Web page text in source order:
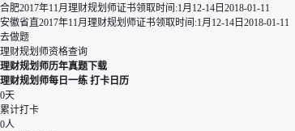
合肥2017年11月理财规划师证书领取时间:1月12-14日 2018-01-11
安徽省直2017年11月理财规划师证书领取时间:1月12-14日 2018-01-11
去做题
理财规划师资格查询
理财规划师历年真题下载
理财规划师每日一练 打卡日历
0天
累计打卡
0人